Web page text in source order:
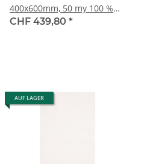
400x600mm, 50 my 100 %
biologisch abbaubar
CHF 439,80 *
AUF LAGER